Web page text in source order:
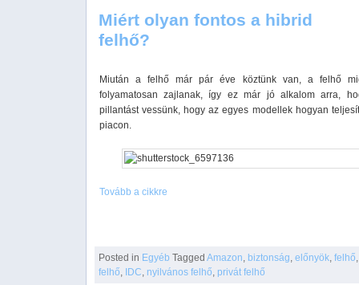
Miért olyan fontos a hibrid
felhő?
Miután a felhő már pár éve köztünk van, a felhő
folyamatosan zajlanak, így ez már jó alkalom arra,
pillantást vessünk, hogy az egyes modellek hogyan
piacon.
Tovább a cikkre
Posted in Egyéb Tagged Amazon biztonság ,előnyök ,felhő
felhő IDC nyilvános felhő ,privát felhő